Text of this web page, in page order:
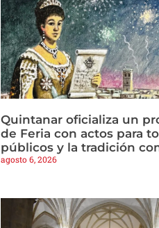
Quintanar oficializa un
de Feria con actos para
públicos y la tradición
agosto 6, 2026